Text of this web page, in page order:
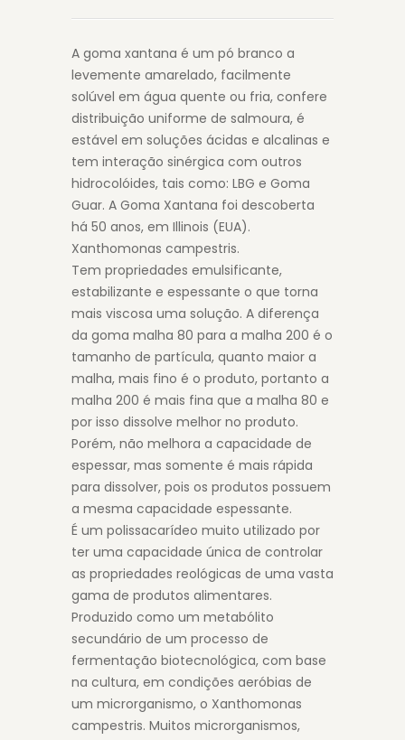
A goma xantana é um pó branco a
levemente amarelado, facilmente
solúvel em água quente ou fria, confere
distribuição uniforme de salmoura, é
estável em soluções ácidas e alcalinas e
tem interação sinérgica com outros
hidrocolóides, tais como: LBG e Goma
Guar. A Goma Xantana foi descoberta
há 50 anos, em Illinois (EUA).
Xanthomonas campestris.
Tem propriedades emulsificante,
estabilizante e espessante o que torna
mais viscosa uma solução. A diferença
da goma malha 80 para a malha 200 é o
tamanho de partícula, quanto maior a
malha, mais fino é o produto, portanto a
malha 200 é mais fina que a malha 80 e
por isso dissolve melhor no produto.
Porém, não melhora a capacidade de
espessar, mas somente é mais rápida
para dissolver, pois os produtos possuem
a mesma capacidade espessante.
É um polissacarídeo muito utilizado por
ter uma capacidade única de controlar
as propriedades reológicas de uma vasta
gama de produtos alimentares.
Produzido como um metabólito
secundário de um processo de
fermentação biotecnológica, com base
na cultura, em condições aeróbias de
um microrganismo, o Xanthomonas
campestris. Muitos microrganismos,